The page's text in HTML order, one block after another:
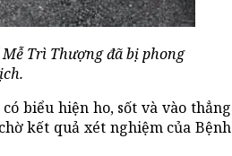
Trì Thượng đã bị phong
biểu hiện ho, sốt và vào thẳng
kết quả xét nghiệm của Bệnh